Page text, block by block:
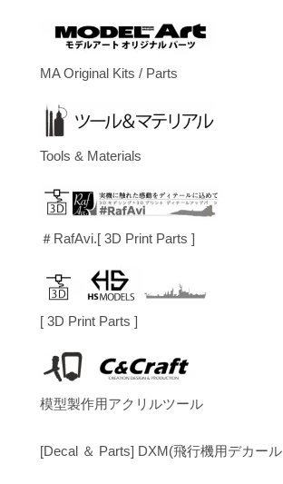
MA Original Kits / Parts
Tools & Materials
＃RafAvi.[ 3D Print Parts ]
[ 3D Print Parts ]
模型製作用アクリルツール
[Decal ＆ Parts] DXM(飛行機用デカール